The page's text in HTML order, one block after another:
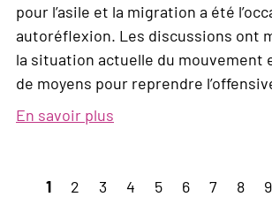
pour l’asile et la migration a été
autoréflexion. Les discussions ont
la situation actuelle du mouvement
de moyens pour reprendre
En savoir plus
mouvements
Pagination
Page
1 Page
2 Page
3 Page
4 Page
5 Page
6 Page
7 Page
8 9